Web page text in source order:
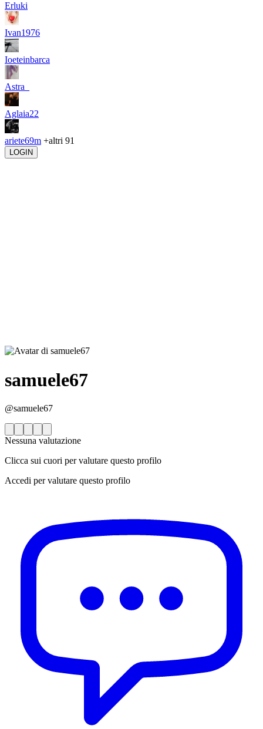
Erluki
Ivan1976
Ioeteinbarca
Astra_
Aglaia22
ariete69m +altri 91
LOGIN
samuele67
@samuele67
Nessuna valutazione
Clicca sui cuori per valutare questo profilo
Accedi per valutare questo profilo